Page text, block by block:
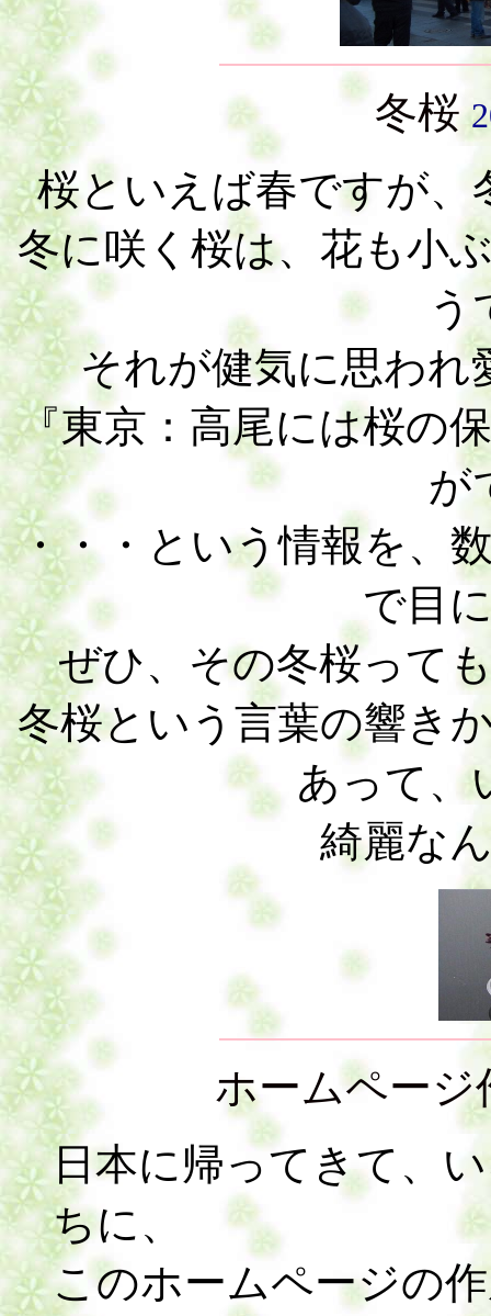
冬桜
桜といえば春ですが、
冬に咲く桜は、花も小
う
それが健気に思われ
『東京：高尾には桜の
が
・・・という情報を、
で目
ぜひ、その冬桜って
冬桜という言葉の響き
あって、
綺麗な
ホームページ
日本に帰ってきて、
ちに、
このホームページの